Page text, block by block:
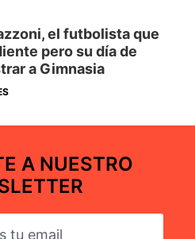
el futbolista que
pero su día de
a Gimnasia
A NUESTRO